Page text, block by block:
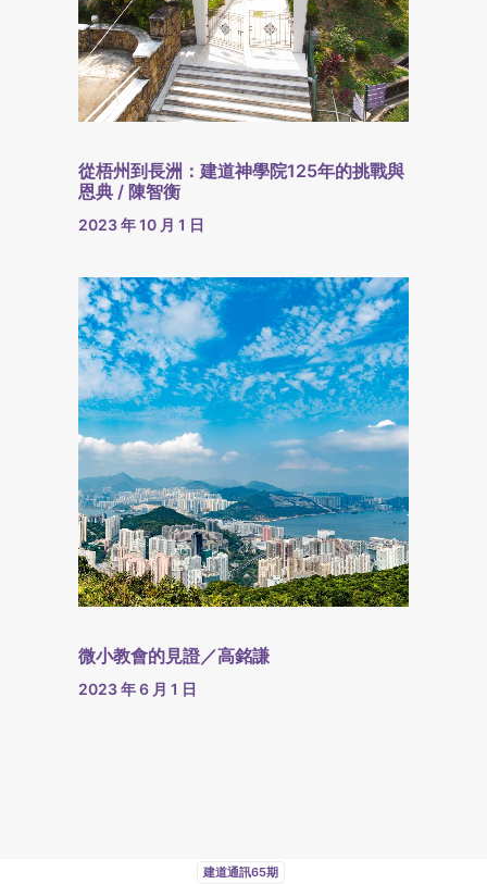
從梧州到長洲：建道神學院125年的挑戰與
恩典 / 陳智衡
2023 年 10 月 1 日
微小教會的見證／高銘謙
2023 年 6 月 1 日
建道通訊65期